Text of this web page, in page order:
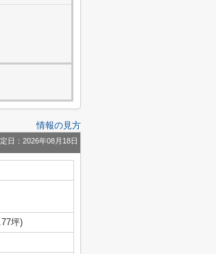
情報の見方
日：2026年08月18日
坪)